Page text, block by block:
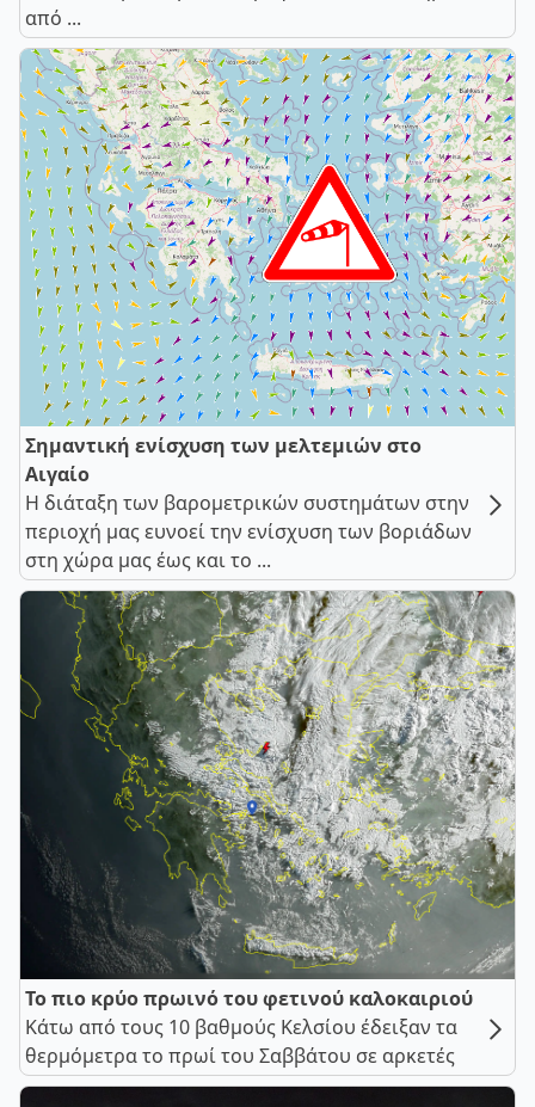
από ...
Σημαντική ενίσχυση των μελτεμιών στο
Αιγαίο
Η διάταξη των βαρομετρικών συστημάτων στην
περιοχή μας ευνοεί την ενίσχυση των βοριάδων
στη χώρα μας έως και το ...
Το πιο κρύο πρωινό του φετινού καλοκαιριού
Κάτω από τους 10 βαθμούς Κελσίου έδειξαν τα
θερμόμετρα το πρωί του Σαββάτου σε αρκετές